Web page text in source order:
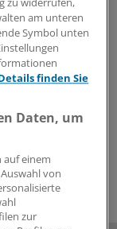
kürzer,
regelmäßig auf
zeigt allerdings
Dokumente
am unteren
Symbol unten
finden Sie
Daten, um
einem
von
zur